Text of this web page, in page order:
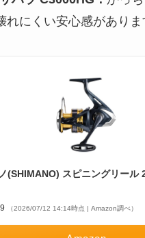
れにくい安心感がありま
(SHIMANO) スピニングリール
（2026/07/12 14:14時点 | Amazon調べ）